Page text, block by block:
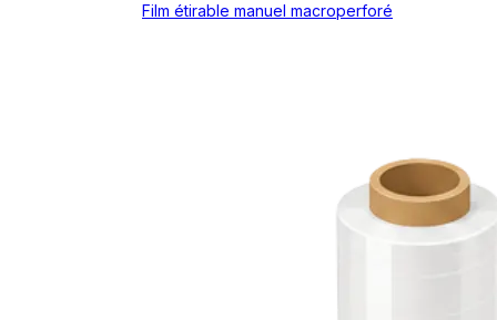
Film étirable manuel macroperforé